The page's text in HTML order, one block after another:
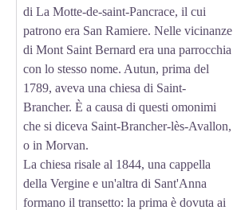
di La Motte-de-saint-Pancrace, il cui
patrono era San Ramiere. Nelle vicinanze
di Mont Saint Bernard era una parrocchia
con lo stesso nome. Autun, prima del
1789, aveva una chiesa di Saint-
Brancher. È a causa di questi omonimi
che si diceva Saint-Brancher-lès-Avallon,
o in Morvan.
La chiesa risale al 1844, una cappella
della Vergine e un'altra di Sant'Anna
formano il transetto: la prima è dovuta ai